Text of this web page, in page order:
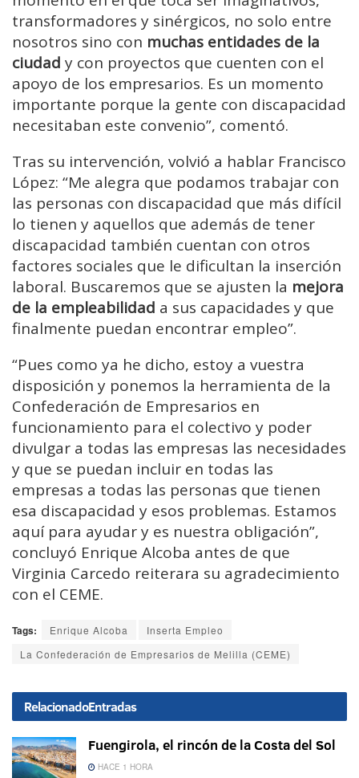
transformadores y sinérgicos, no solo entre
nosotros sino con muchas entidades de la
ciudad y con proyectos que cuenten con el
apoyo de los empresarios. Es un momento
importante porque la gente con discapacidad
necesitaban este convenio”, comentó.
Tras su intervención, volvió a hablar Francisco
López: “Me alegra que podamos trabajar con
las personas con discapacidad que más difícil
lo tienen y aquellos que además de tener
discapacidad también cuentan con otros
factores sociales que le dificultan la inserción
laboral. Buscaremos que se ajusten la mejora
de la empleabilidad a sus capacidades y que
finalmente puedan encontrar empleo”.
“Pues como ya he dicho, estoy a vuestra
disposición y ponemos la herramienta de la
Confederación de Empresarios en
funcionamiento para el colectivo y poder
divulgar a todas las empresas las necesidades
y que se puedan incluir en todas las
empresas a todas las personas que tienen
esa discapacidad y esos problemas. Estamos
aquí para ayudar y es nuestra obligación”,
concluyó Enrique Alcoba antes de que
Virginia Carcedo reiterara su agradecimiento
con el CEME.
Tags: Enrique Alcoba
Inserta Empleo
La Confederación de Empresarios de Melilla (CEME)
RelacionadoEntradas
Fuengirola, el rincón de la Costa del Sol
HACE 1 HORA